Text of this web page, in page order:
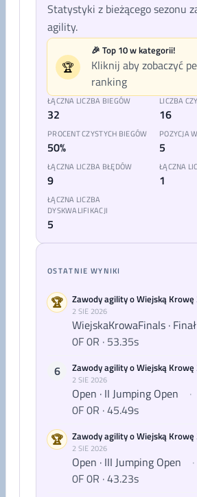
Statystyki z bieżącego sezonu
agility.
🏆
🎉 Top 10 w kategorii!
Kliknij aby zobaczyć
ranking
ŁĄCZNA LICZBA BIEGÓW
32
LICZBA
16
PROCENT CZYSTYCH BIEGÓW
50%
POZYCJA
5
ŁĄCZNA LICZBA BŁĘDÓW
9
ŁĄCZNA
1
ŁĄCZNA LICZBA
DYSKWALIFIKACJI
5
OSTATNIE WYNIKI
🏆 Zawody agility o Wiejską Krowę
2 SIE 2026
WiejskaKrowaFinals ·
0F 0R · 53.35s
6
Zawody agility o Wiejską Krowę
2 SIE 2026
Open · II Jumping Open
·
0F 0R · 45.49s
🏆
Zawody agility o Wiejską Krowę
2 SIE 2026
Open · III Jumping Open
·
0F 0R · 43.23s